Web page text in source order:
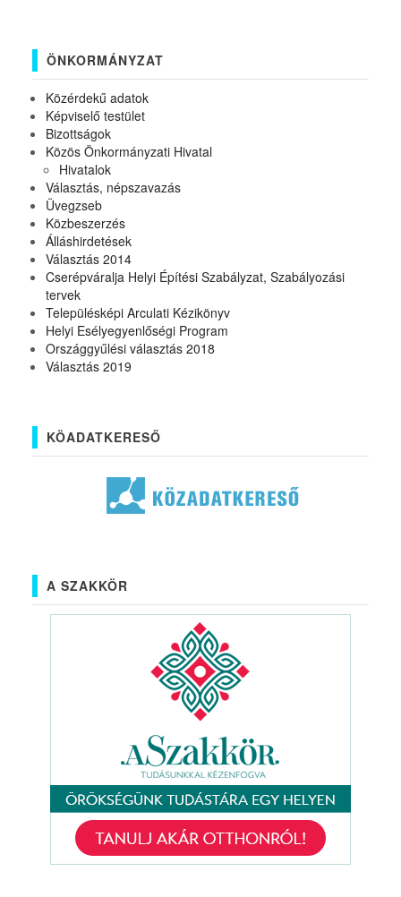
ÖNKORMÁNYZAT
Közérdekű adatok
Képviselő testület
Bizottságok
Közös Önkormányzati Hivatal
Hivatalok
Választás, népszavazás
Üvegzseb
Közbeszerzés
Álláshirdetések
Választás 2014
Cserépváralja Helyi Építési Szabályzat, Szabályozási
tervek
Településképi Arculati Kézikönyv
Helyi Esélyegyenlőségi Program
Országgyűlési választás 2018
Választás 2019
KÖADATKERESŐ
A SZAKKÖR